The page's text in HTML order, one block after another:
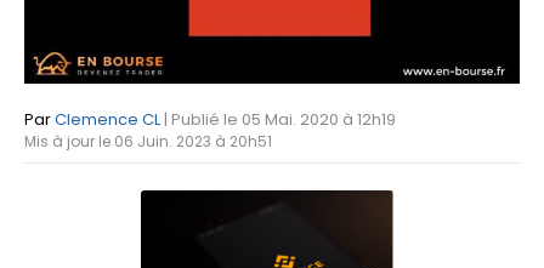
ParClemence CL | Publié le 05 Mai. 2020 à 12h19
Mis à jour le 06 Juin. 2023 à 20h51